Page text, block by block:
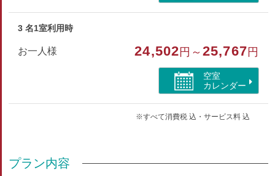
3 名1室利用時
お一人様 24,502 円～25,767 円
空室
カレンダー
※すべて消費税 込・サービス料 込
プラン内容